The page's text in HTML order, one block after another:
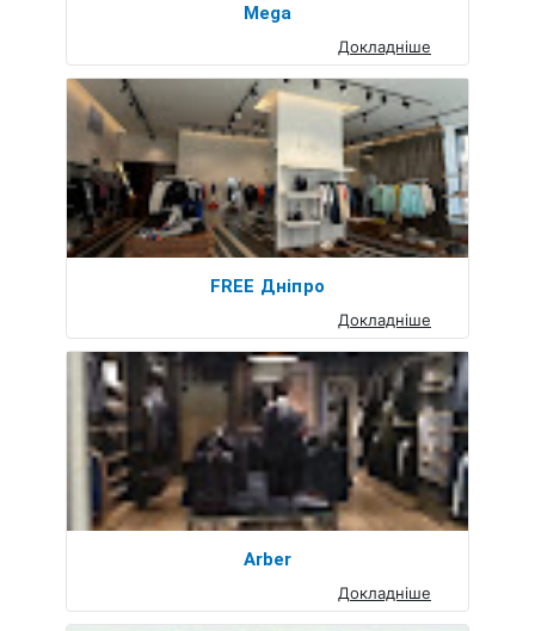
Mega
Докладніше
FREE Дніпро
Докладніше
Arber
Докладніше